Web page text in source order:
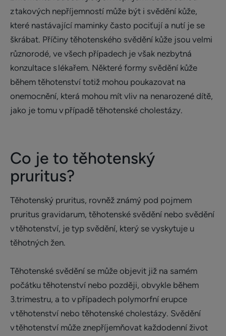
z takových nepříjemností může být i svědění kůže,
které nastávající maminky často pociťují a nutí je se
škrábat. Příčiny těhotenského svědění kůže jsou velmi
různorodé, ve všech případech je však nezbytná
konzultace s lékařem. Některé formy svědění kůže
během těhotenství totiž mohou poukazovat na
onemocnění, která mohou mít vliv na nenarozené dítě,
jako je tomu v případě těhotenské cholestázy.
Co je to těhotenský
pruritus?
Těhotenský pruritus, rovněž známý pod pojmem
pruritus gravidarum, těhotenské svědění nebo svědění
v těhotenství, je typ svědění, který se vyskytuje u
těhotných žen.
Těhotenské svědění se může objevit již na samém
počátku těhotenství nebo později, obvykle během
3.trimestru, a to v případech polymorfní erupce
v těhotenství nebo těhotenské cholestázy. Svědění
v těhotenství může znepříjemňovat každodenní život